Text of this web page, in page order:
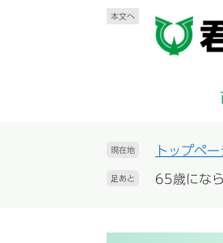
本文へ
現在地 トップペー
足あと 65歳にな